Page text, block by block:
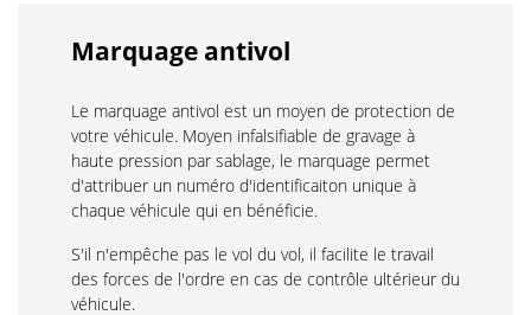
Marquage antivol
Le marquage antivol est un moyen de protection de
votre véhicule. Moyen infalsifiable de gravage à
haute pression par sablage, le marquage permet
d'attribuer un numéro d'identificaiton unique à
chaque véhicule qui en bénéficie.
S'il n'empêche pas le vol du vol, il facilite le travail
des forces de l'ordre en cas de contrôle ultérieur du
véhicule.